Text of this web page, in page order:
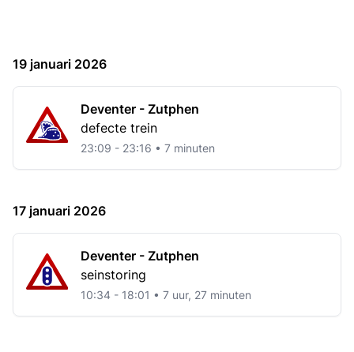
19 januari 2026
Deventer - Zutphen
defecte trein
23:09 - 23:16 • 7 minuten
17 januari 2026
Deventer - Zutphen
seinstoring
10:34 - 18:01 • 7 uur, 27 minuten